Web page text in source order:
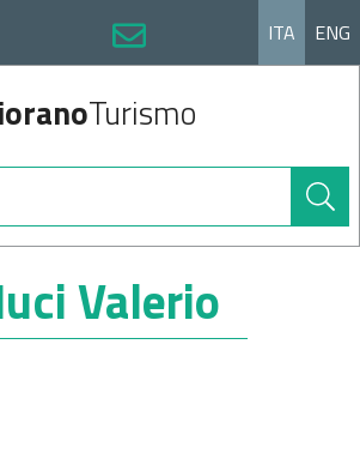
ITA ENG
Turismo
Cerca
nel
sito
Valerio